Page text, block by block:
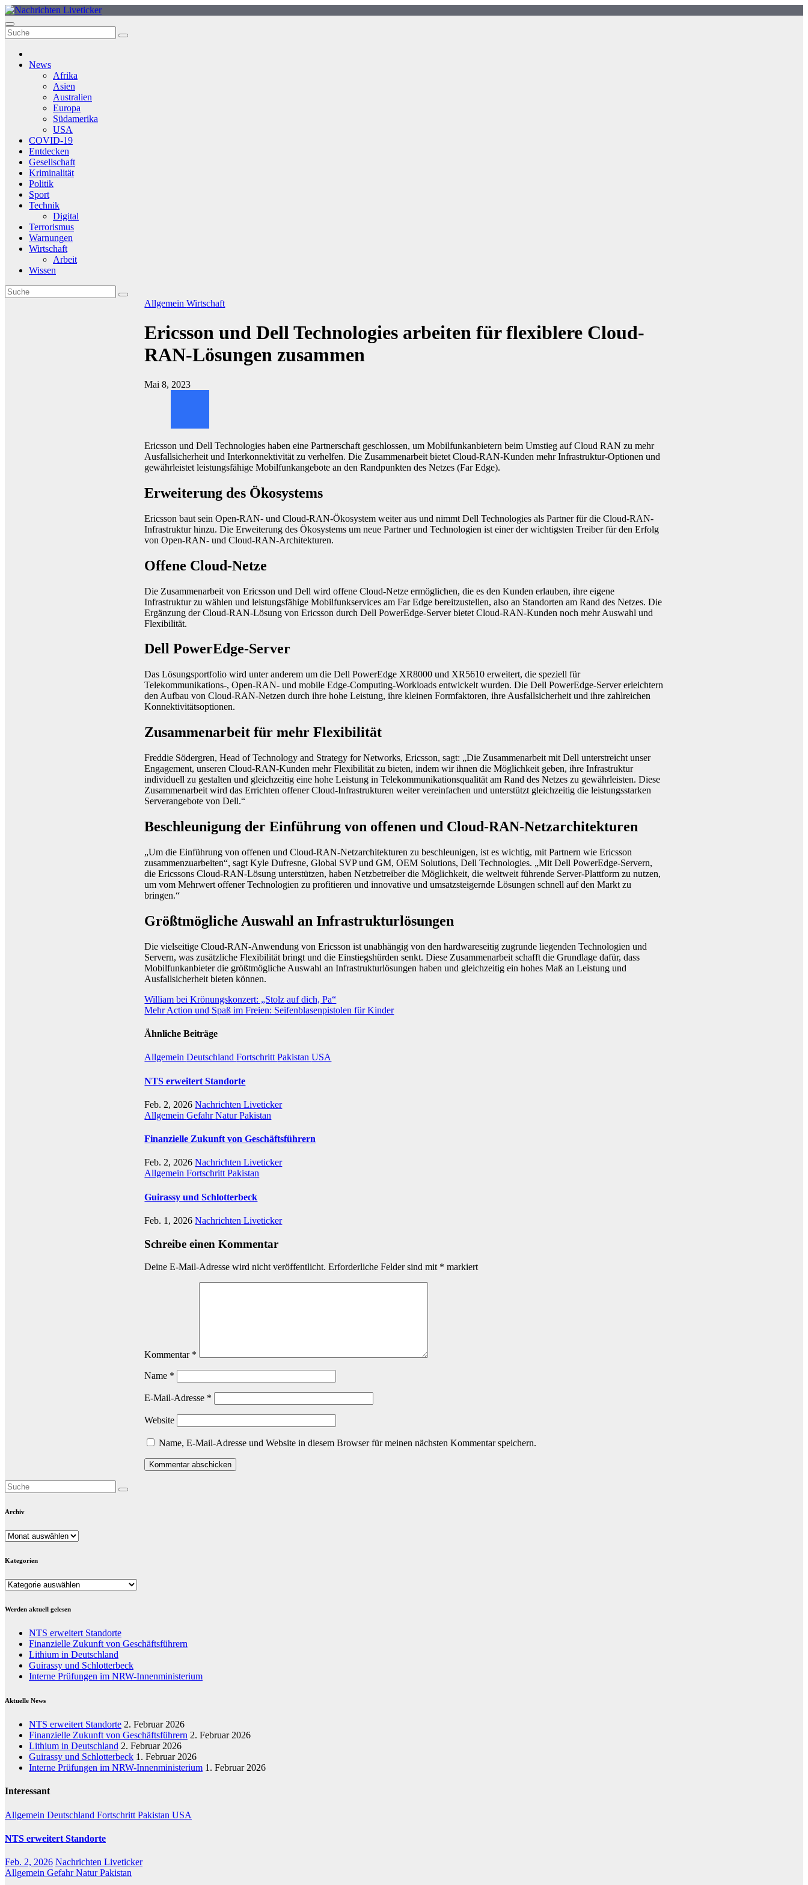
Zum
Inhalt
springen
News
Afrika
Asien
Australien
Europa
Südamerika
USA
COVID-19
Entdecken
Gesellschaft
Kriminalität
Politik
Sport
Technik
Digital
Terrorismus
Warnungen
Wirtschaft
Arbeit
Wissen
AllgemeinWirtschaft
Ericsson und Dell Technologies arbeiten für flexiblere Cloud-
RAN-Lösungen zusammen
Mai 8, 2023
Ericsson und Dell Technologies haben eine Partnerschaft geschlossen, um Mobilfunkanbietern beim Umstieg auf Cloud RAN zu mehr
Ausfallsicherheit und Interkonnektivität zu verhelfen. Die Zusammenarbeit bietet Cloud-RAN-Kunden mehr Infrastruktur-Optionen und
gewährleistet leistungsfähige Mobilfunkangebote an den Randpunkten des Netzes (Far Edge).
Erweiterung des Ökosystems
Ericsson baut sein Open-RAN- und Cloud-RAN-Ökosystem weiter aus und nimmt Dell Technologies als Partner für die Cloud-RAN-
Infrastruktur hinzu. Die Erweiterung des Ökosystems um neue Partner und Technologien ist einer der wichtigsten Treiber für den Erfolg
von Open-RAN- und Cloud-RAN-Architekturen.
Offene Cloud-Netze
Die Zusammenarbeit von Ericsson und Dell wird offene Cloud-Netze ermöglichen, die es den Kunden erlauben, ihre eigene
Infrastruktur zu wählen und leistungsfähige Mobilfunkservices am Far Edge bereitzustellen, also an Standorten am Rand des Netzes. Die
Ergänzung der Cloud-RAN-Lösung von Ericsson durch Dell PowerEdge-Server bietet Cloud-RAN-Kunden noch mehr Auswahl und
Flexibilität.
Dell PowerEdge-Server
Das Lösungsportfolio wird unter anderem um die Dell PowerEdge XR8000 und XR5610 erweitert, die speziell für
Telekommunikations-, Open-RAN- und mobile Edge-Computing-Workloads entwickelt wurden. Die Dell PowerEdge-Server erleichtern
den Aufbau von Cloud-RAN-Netzen durch ihre hohe Leistung, ihre kleinen Formfaktoren, ihre Ausfallsicherheit und ihre zahlreichen
Konnektivitätsoptionen.
Zusammenarbeit für mehr Flexibilität
Freddie Södergren, Head of Technology and Strategy for Networks, Ericsson, sagt: „Die Zusammenarbeit mit Dell unterstreicht unser
Engagement, unseren Cloud-RAN-Kunden mehr Flexibilität zu bieten, indem wir ihnen die Möglichkeit geben, ihre Infrastruktur
individuell zu gestalten und gleichzeitig eine hohe Leistung in Telekommunikationsqualität am Rand des Netzes zu gewährleisten. Diese
Zusammenarbeit wird das Errichten offener Cloud-Infrastrukturen weiter vereinfachen und unterstützt gleichzeitig die leistungsstarken
Serverangebote von Dell.“
Beschleunigung der Einführung von offenen und Cloud-RAN-Netzarchitekturen
„Um die Einführung von offenen und Cloud-RAN-Netzarchitekturen zu beschleunigen, ist es wichtig, mit Partnern wie Ericsson
zusammenzuarbeiten“, sagt Kyle Dufresne, Global SVP und GM, OEM Solutions, Dell Technologies. „Mit Dell PowerEdge-Servern,
die Ericssons Cloud-RAN-Lösung unterstützen, haben Netzbetreiber die Möglichkeit, die weltweit führende Server-Plattform zu nutzen,
um vom Mehrwert offener Technologien zu profitieren und innovative und umsatzsteigernde Lösungen schnell auf den Markt zu
bringen.“
Größtmögliche Auswahl an Infrastrukturlösungen
Die vielseitige Cloud-RAN-Anwendung von Ericsson ist unabhängig von den hardwareseitig zugrunde liegenden Technologien und
Servern, was zusätzliche Flexibilität bringt und die Einstiegshürden senkt. Diese Zusammenarbeit schafft die Grundlage dafür, dass
Mobilfunkanbieter die größtmögliche Auswahl an Infrastrukturlösungen haben und gleichzeitig ein hohes Maß an Leistung und
Ausfallsicherheit bieten können.
Beitragsnavigation
William bei Krönungskonzert: „Stolz auf dich, Pa“
Mehr Action und Spaß im Freien: Seifenblasenpistolen für Kinder
Ähnliche Beiträge
AllgemeinDeutschlandFortschrittPakistanUSA
NTS erweitert Standorte
Feb. 2, 2026 Nachrichten Liveticker
AllgemeinGefahrNaturPakistan
Finanzielle Zukunft von Geschäftsführern
Feb. 2, 2026 Nachrichten Liveticker
AllgemeinFortschrittPakistan
Guirassy und Schlotterbeck
Feb. 1, 2026 Nachrichten Liveticker
Schreibe einen Kommentar
Deine E-Mail-Adresse wird nicht veröffentlicht. Erforderliche Felder sind mit * markiert
Kommentar *
Name *
E-Mail-Adresse *
Website
Name, E-Mail-Adresse und Website in diesem Browser für meinen nächsten Kommentar speichern.
Archiv
Archiv
Kategorien
Kategorien
Werden aktuell gelesen
NTS erweitert Standorte
Finanzielle Zukunft von Geschäftsführern
Lithium in Deutschland
Guirassy und Schlotterbeck
Interne Prüfungen im NRW-Innenministerium
Aktuelle News
NTS erweitert Standorte 2. Februar 2026
Finanzielle Zukunft von Geschäftsführern 2. Februar 2026
Lithium in Deutschland 2. Februar 2026
Guirassy und Schlotterbeck 1. Februar 2026
Interne Prüfungen im NRW-Innenministerium 1. Februar 2026
Interessant
Allgemein Deutschland Fortschritt Pakistan USA
NTS erweitert Standorte
Feb. 2, 2026 Nachrichten Liveticker
Allgemein GefahrNaturPakistan